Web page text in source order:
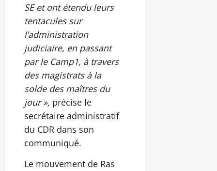
SE et ont étendu leurs
tentacules sur
l’administration
judiciaire, en passant
par le Camp1, à travers
des magistrats à la
solde des maîtres du
jour », précise le
secrétaire administratif
du CDR dans son
communiqué.
Le mouvement de Ras